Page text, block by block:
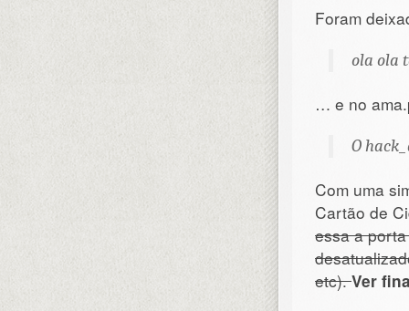
Foram
ola ola
… e no
O
Com uma
Cartão de
essa a
etc).Ver